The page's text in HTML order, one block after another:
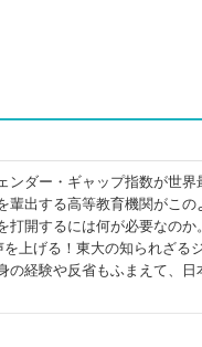
ンダー・ギャップ指数が世界
輩出する高等教育機関がこの
打開するには何が必要なのか
上げる！東大の知られざる
の経験や反省もふまえて、日